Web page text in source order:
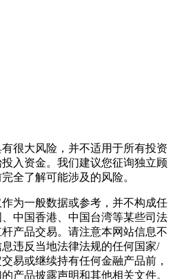
很大风险，并不适用于所有投资
入资金。我们建议您征询独立顾
全了解可能涉及的风险。
为一般数据或参考，并不构成任
中国香港、中国台湾等某些司法
产品交易。请注意本网站信息不
违反当地法律法规的任何国家/
易或继续持有任何金融产品前，
产品披露声明和其他相关文件。